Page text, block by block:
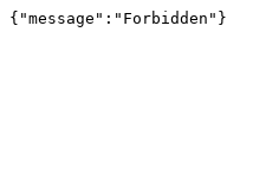
{"message":"Forbidden"}